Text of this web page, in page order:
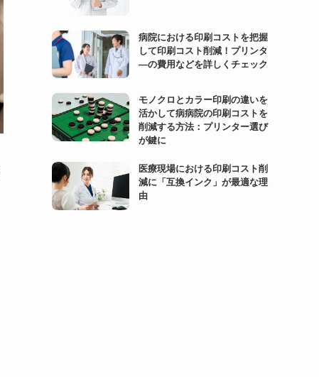
病院における印刷コストを把握
して印刷コスト削減！プリンタ
―の費用などを詳しくチェック
モノクロとカラー印刷の違いを
活かして病病院の印刷コストを
削減する方法：プリンター選び
が鍵に
医療現場における印刷コスト削
減に「互換インク」が最適な理
由